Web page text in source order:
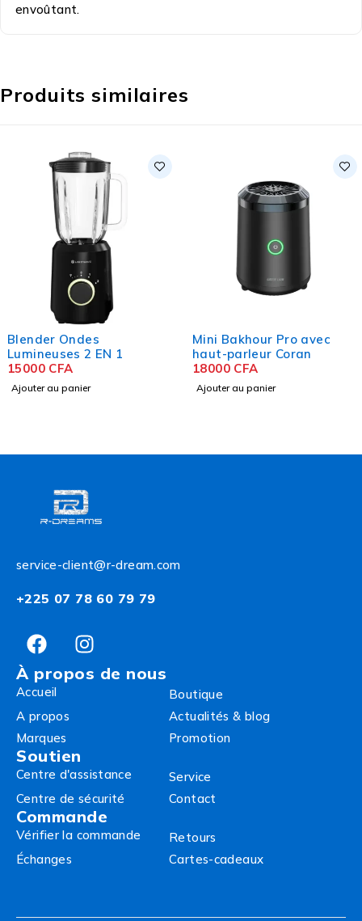
envoûtant.
Produits similaires
Blender Ondes
Lumineuses 2 EN 1
15000 CFA
Ajouter au panier
Mini Bakhour Pro avec
haut-parleur Coran
18000 CFA
Ajouter au panier
service-client@r-dream.com
+225 07 78 60 79 79
À propos de nous
Accueil
Boutique
A propos
Actualités & blog
Marques
Promotion
Soutien
Centre d'assistance
Service
Centre de sécurité
Contact
Commande
Vérifier la commande
Retours
Échanges
Cartes-cadeaux